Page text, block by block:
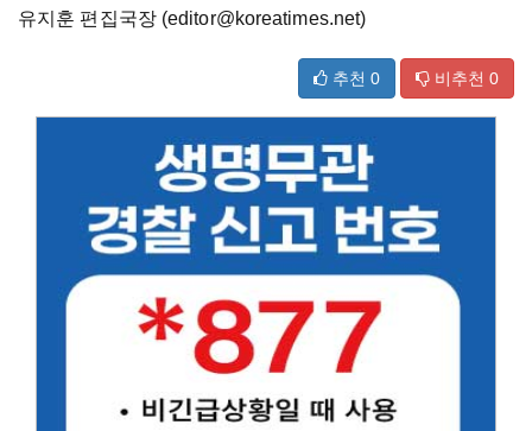
유지훈 편집국장 (editor@koreatimes.net)
추천 0 비추천 0